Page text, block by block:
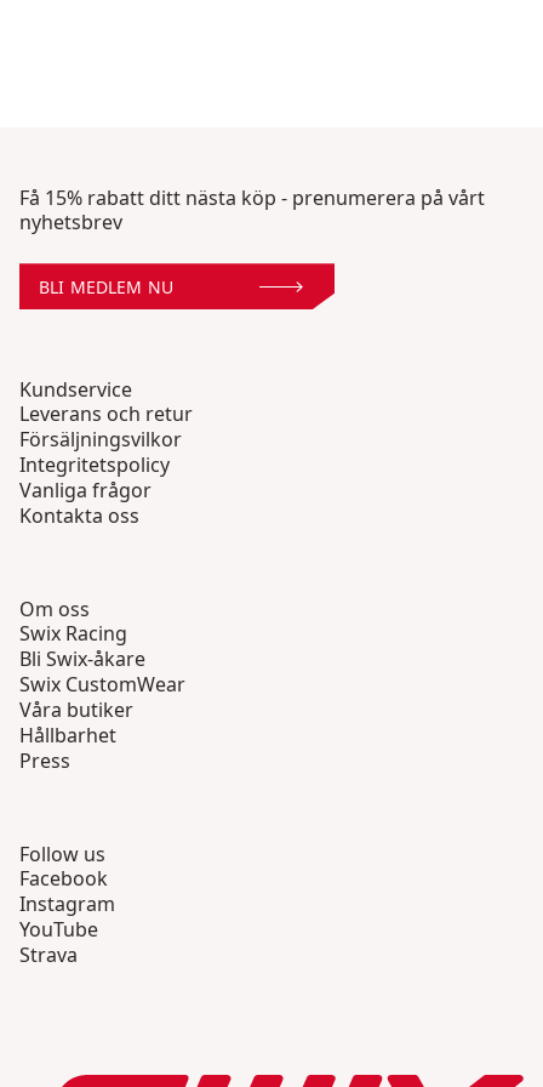
Få 15% rabatt ditt nästa köp - prenumerera på vårt
nyhetsbrev
BLI MEDLEM NU
Kundservice
Leverans och retur
Försäljningsvilkor
Integritetspolicy
Vanliga frågor
Kontakta oss
Om oss
Swix Racing
Bli Swix-åkare
Swix CustomWear
Våra butiker
Hållbarhet
Press
Follow us
Facebook
Instagram
YouTube
Strava